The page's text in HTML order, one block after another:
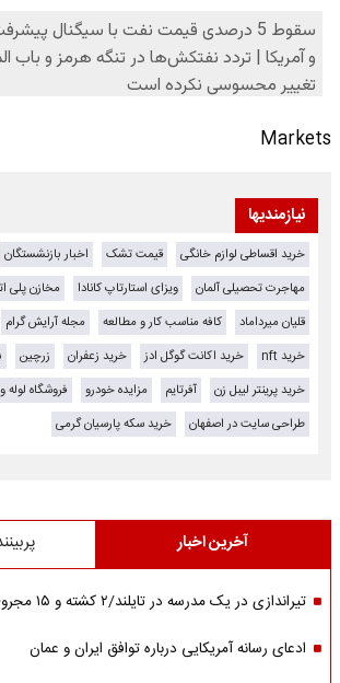
Markets
نیازمندیها
خرید اقساطی لوازم خانگی قیمت تشک
اخبار بازنشستگان
مهاجرت تحصیلی آلمان
ویزای استارتاپ کانادا مخازن پلی
قلیان میرداماد
کافه مناسب کار و مطالعه مجله آرایش گرام
خرید nft
خرید اکانت گوگل ادز خرید زعفران زرچین
خرید پرینتر لیبل زن
آفرتایم مزایده خودرو
فروشگاه لوله
طراحی سایت در اصفهان
خرید سکه پارسیان گرمی
آخرین اخبار
تیراندازی در یک مدرسه در تایلند/۲ کشته و ۱۵ مجروح
ادعای رسانه آمریکایی درباره توافق ایران و عمان